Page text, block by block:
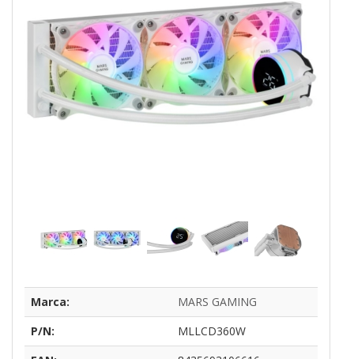
Marca:
MARS GAMING
P/N:
MLLCD360W